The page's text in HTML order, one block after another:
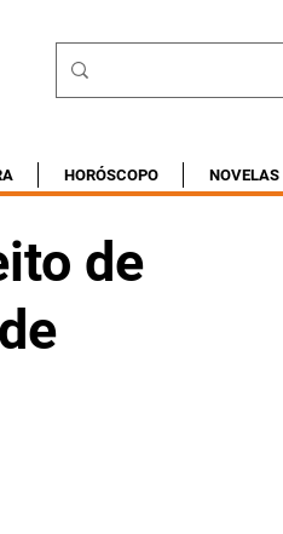
HORÓSCOPO NOVELAS
de